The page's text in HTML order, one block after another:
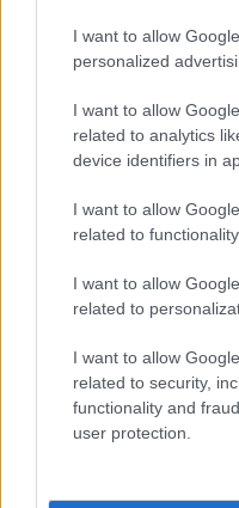
I want to allow
personalized
I want to allow
related to analytics
device identifiers in
I want to allow
related to
I want to allow
related to
I want to allow
related to security,
functionality and
user protection.
elhagyjuk a
pótolhatunk
olyan betegségünk
utasításra kell
vagy akár az
egyedi igényeire és